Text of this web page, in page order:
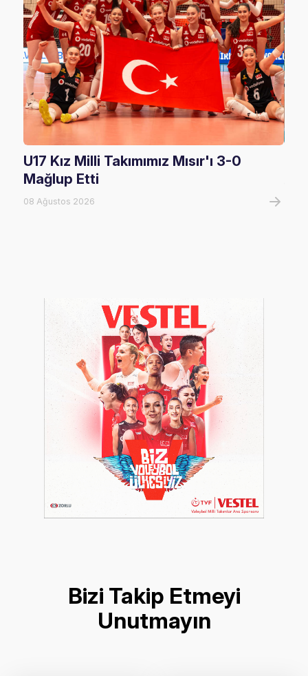
U17 Kız Milli Takımımız Mısır'ı 3-0
Mağlup Etti
08 Ağustos 2026
Bizi Takip Etmeyi
Unutmayın